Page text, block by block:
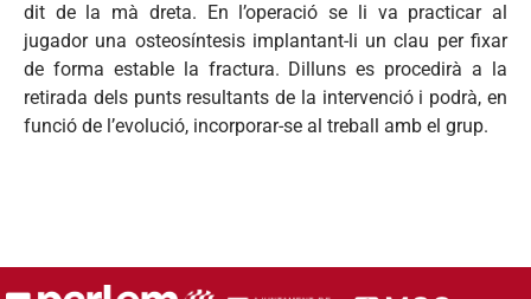
dit de la mà dreta. En l’operació se li va practicar al
jugador una osteosíntesis implantant-li un clau per fixar
de forma estable la fractura. Dilluns es procedirà a la
retirada dels punts resultants de la intervenció i podrà, en
funció de l’evolució, incorporar-se al treball amb el grup.